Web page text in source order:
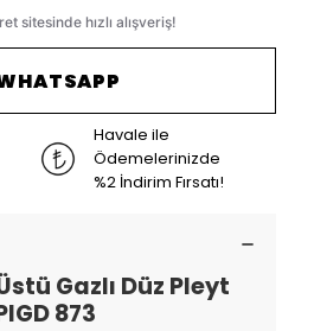
Havale ile
Ödemelerinizde
%2 İndirim Fırsatı!
Gazlı Düz Pleyt
873